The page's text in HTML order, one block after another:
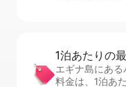
1泊あたりの
エギナ島にあ
料金は、1泊あ